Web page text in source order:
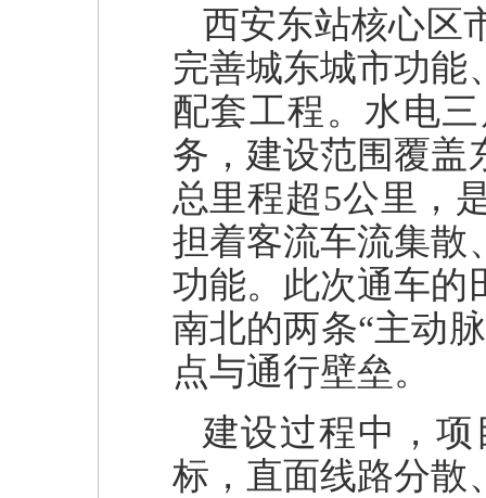
西安东站核心区
完善城东城市功能
配套工程。水电
务，建设范围覆盖
总里程超5公里，
担着客流车流集散
功能。此次通车的
南北的两条“主动
点与通行壁垒。
建设过程中，
标，直面线路分散